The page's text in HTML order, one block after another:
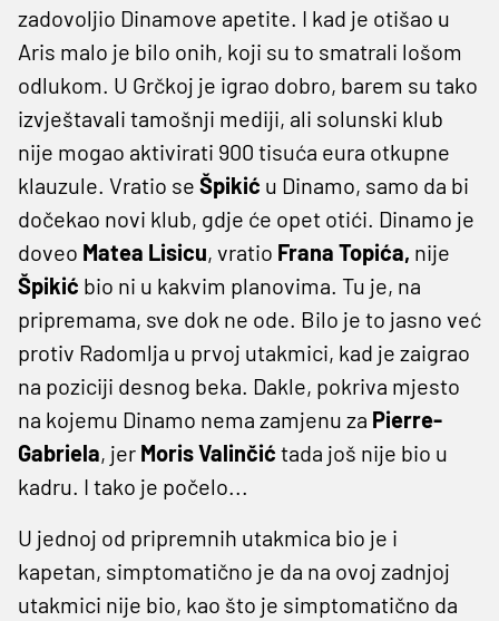
zadovoljio Dinamove apetite. I kad je otišao u
Aris malo je bilo onih, koji su to smatrali lošom
odlukom. U Grčkoj je igrao dobro, barem su tako
izvještavali tamošnji mediji, ali solunski klub
nije mogao aktivirati 900 tisuća eura otkupne
klauzule. Vratio se Špikić u Dinamo, samo da bi
dočekao novi klub, gdje će opet otići. Dinamo je
doveo Matea Lisicu, vratio Frana Topića, nije
Špikić bio ni u kakvim planovima. Tu je, na
pripremama, sve dok ne ode. Bilo je to jasno već
protiv Radomlja u prvoj utakmici, kad je zaigrao
na poziciji desnog beka. Dakle, pokriva mjesto
na kojemu Dinamo nema zamjenu za Pierre-
Gabriela, jer Moris Valinčić tada još nije bio u
kadru. I tako je počelo...
U jednoj od pripremnih utakmica bio je i
kapetan, simptomatično je da na ovoj zadnjoj
utakmici nije bio, kao što je simptomatično da